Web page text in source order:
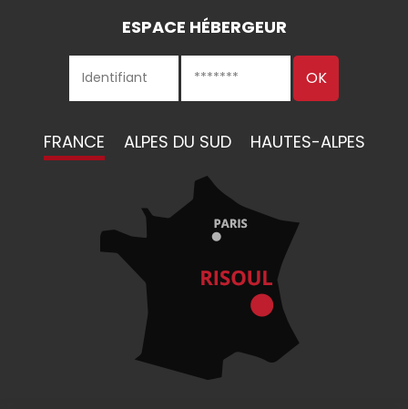
ESPACE HÉBERGEUR
FRANCE ALPES DU SUD HAUTES-ALPES